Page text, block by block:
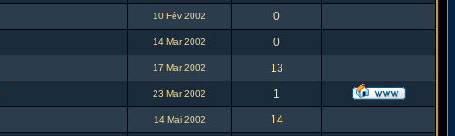
10 Fév 2002 0
14 Mar 2002 0
17 Mar 2002 13
23 Mar 2002 1
14 Mai 2002 14